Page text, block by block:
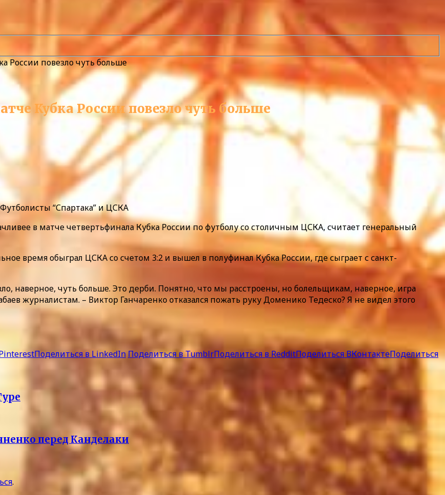
России повезло чуть больше
Кубка России повезло чуть больше
Футболисты “Спартака” и ЦСКА
в матче четвертьфинала Кубка России по футболу со столичным ЦСКА, считает генеральный
время обыграл ЦСКА со счетом 3:2 и вышел в полуфинал Кубка России, где сыграет с санкт-
наверное, чуть больше. Это дерби. Понятно, что мы расстроены, но болельщикам, наверное, игра
журналистам. – Виктор Ганчаренко отказался пожать руку Доменико Тедеско? Я не видел этого
Поделиться в LinkedIn Поделиться в TumblrПоделиться в RedditПоделиться ВКонтактеПоделиться
перед Канделаки
.